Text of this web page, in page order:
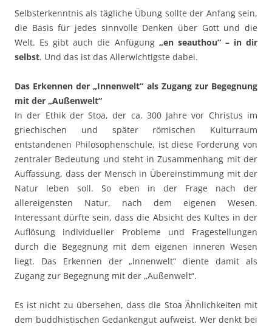
Selbsterkenntnis als tägliche Übung sollte der Anfang sein,
die Basis für jedes sinnvolle Denken über Gott und die
Welt. Es gibt auch die Anfügung „en seauthou“ – in dir
selbst. Und das ist das Allerwichtigste dabei.
Das Erkennen der „Innenwelt“ als Zugang zur Begegnung
mit der „Außenwelt“
In der Ethik der Stoa, der ca. 300 Jahre vor Christus im
griechischen und später römischen Kulturraum
entstandenen Philosophenschule, ist diese Forderung von
zentraler Bedeutung und steht in Zusammenhang mit der
Auffassung, dass der Mensch in Übereinstimmung mit der
Natur leben soll. So eben in der Frage nach der
allereigensten Natur, nach dem eigenen Wesen.
Interessant dürfte sein, dass die Absicht des Kultes in der
Auflösung individueller Probleme und Fragestellungen
durch die Begegnung mit dem eigenen inneren Wesen
liegt. Das Erkennen der „Innenwelt“ diente damit als
Zugang zur Begegnung mit der „Außenwelt“.
Es ist nicht zu übersehen, dass die Stoa Ähnlichkeiten mit
dem buddhistischen Gedankengut aufweist. Wer denkt bei